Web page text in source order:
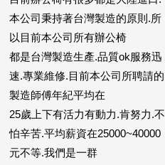
本公司秉持著台灣製造的原則.所
以目前本公司所有辦公椅
都是台灣製造生產.品質ok服務迅
速.專業維修.目前本公司所聘請的
製造師傅年紀平均在
25歲上下有活力有動力.肯努力.不
怕辛苦.平均薪資在25000~40000
元不等.我們是一群